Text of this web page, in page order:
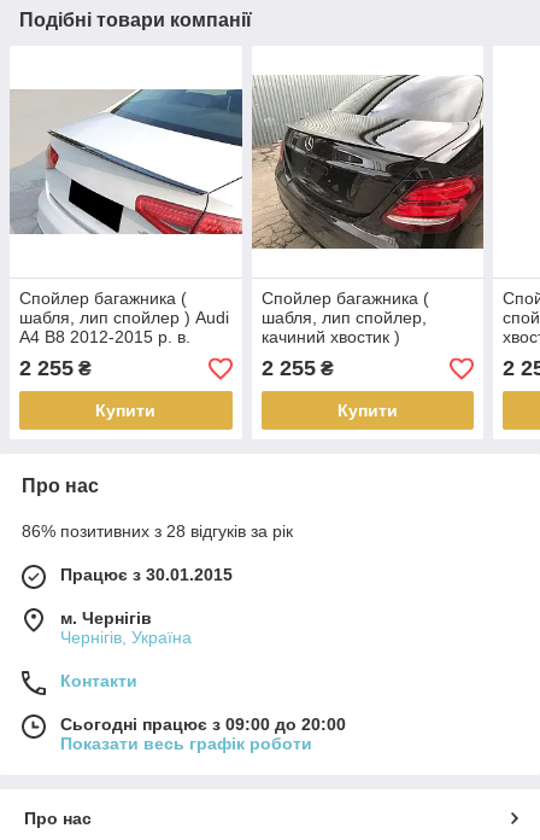
Подібні товари компанії
Спойлер багажника (
шабля, лип спойлер ) Audi
A4 B8 2012-2015 р. в.
рестайлінг
2 255 ₴
Купити
Спойлер багажника (
шабля, лип спойлер,
качиний хвостик )
Mercedes E-class W213
2016+ р. в.
2 255₴
Купити
2
Про нас
86% позитивних з 28 відгуків за рік
Працює з 30.01.2015
м. Чернігів
Чернігів, Україна
Контакти
Сьогодні працює з 09:00 до 20:00
Показати весь графік роботи
Про нас